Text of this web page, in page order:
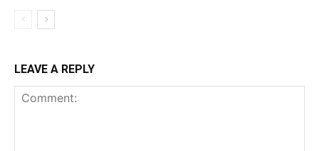
LEAVE A REPLY